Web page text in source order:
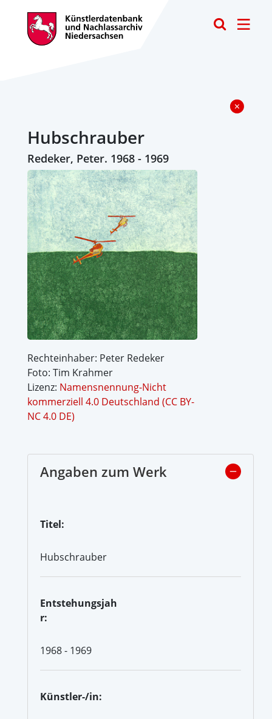
Hubschrauber
Redeker, Peter. 1968 - 1969
Rechteinhaber: Peter Redeker
Foto: Tim Krahmer
Lizenz: Namensnennung-Nicht
kommerziell 4.0 Deutschland (CC BY-
NC 4.0 DE)
Angaben zum Werk
Titel:
Hubschrauber
Entstehungsjah
r:
1968 - 1969
Künstler-/in: